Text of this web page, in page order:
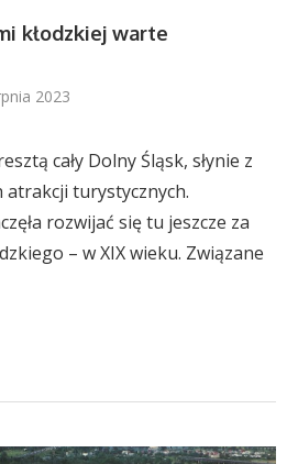
kłodzkiej warte
2023
cały Dolny Śląsk, słynie z
turystycznych.
rozwijać się tu jeszcze za
– w XIX wieku. Związane